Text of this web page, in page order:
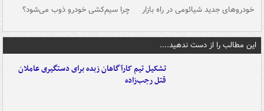
خودروهای جدید شیائومی در راه بازار چرا سیم‌کشی خودرو ذوب می‌شود؟
این مطالب را از دست ندهید....
تشکیل تیم کارآگاهان زبده برای دستگیری عاملان
قتل رجب‌زاده